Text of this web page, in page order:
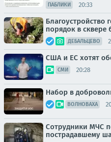
ПАБЛИКИ 20:33
Благоустройство
порядок в сквере
ДЕБАЛЬЦЕВО
США и ЕС хотят
СМИ 20:28
Набор в
ВОЛНОВАХА
Сотрудники МЧС
пострадавшему